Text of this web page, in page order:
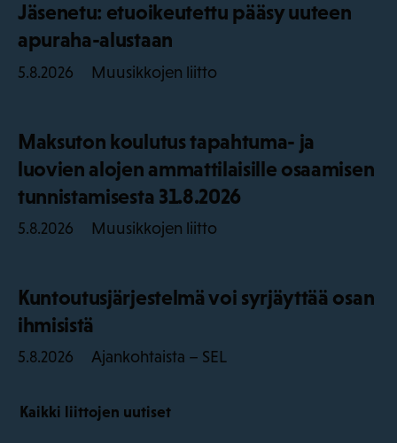
Jäsenetu: etuoikeutettu pääsy uuteen
apuraha-alustaan
5.8.2026 Muusikkojen liitto
Maksuton koulutus tapahtuma- ja
luovien alojen ammattilaisille osaamisen
tunnistamisesta 31.8.2026
5.8.2026 Muusikkojen liitto
Kuntoutusjärjestelmä voi syrjäyttää osan
ihmisistä
5.8.2026 Ajankohtaista – SEL
Kaikki liittojen uutiset